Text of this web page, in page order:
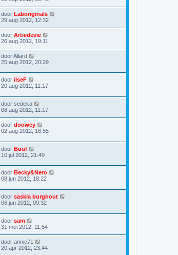
door Laboriginals
29 aug 2012, 12:32
door Artiedevie
26 aug 2012, 19:11
doorAllard
25 aug 2012, 20:29
door ilseF
20 aug 2012, 11:17
door sedeka
08 aug 2012, 11:17
door doowey
02 aug 2012, 18:55
door Buuf
10 jul 2012, 21:49
door Becky&Nero
08 jun 2012, 18:22
door saskia burghout
06 jun 2012, 09:32
door sam
31 mei 2012, 11:54
door annie71
20 apr 2012, 23:44